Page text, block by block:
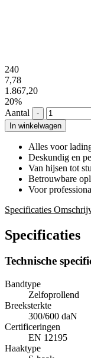
240
7,78
1.867,20
20%
Aantal
-
In winkelwagen
Alles voor
Deskundig en
Van hijsen tot
Betrouwbare
Voor
Specificaties
Specificaties
Technische
Bandtype
Zelfoprollend
Breeksterkte
300/600 daN
Certificeringen
EN 12195
Haaktype